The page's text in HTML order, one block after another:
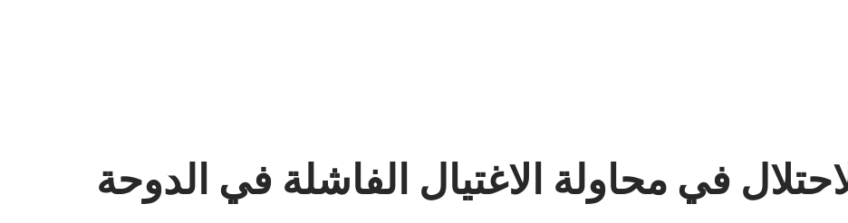
في محاولة الاغتيال الفاشلة في الدوحة